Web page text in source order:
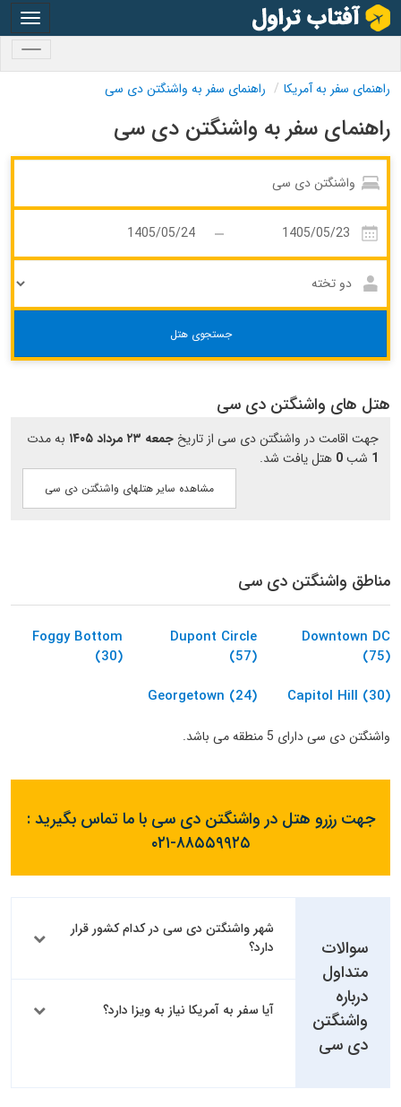
راهنمای سفر به آمریکا راهنمای سفر به واشنگتن دی سی
راهنمای سفر به واشنگتن دی سی
جستجوی هتل
هتل های واشنگتن دی سی
جهت اقامت در واشنگتن دی سی از تاریخ جمعه ۲۳ مرداد ۱۴۰۵
به مدت
1 شب0 هتل یافت شد.
مشاهده سایر هتلهای واشنگتن دی سی
مناطق واشنگتن دی سی
Downtown DC
(75)
Dupont Circle
(57)
Foggy Bottom
(30)
Capitol Hill (30)
Georgetown (24)
واشنگتن دی سی دارای 5 منطقه می باشد.
جهت رزرو هتل در واشنگتن دی سی با ما تماس بگیرید :
۰۲۱-۸۸۵۵۹۹۲۵
سوالات
متداول
درباره
واشنگتن
دی سی
شهر واشنگتن دی سی در کدام کشور قرار
دارد؟
آیا سفر به آمریکا نیاز به ویزا دارد؟